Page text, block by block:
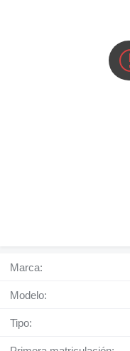
Marca:
Modelo:
Tipo: